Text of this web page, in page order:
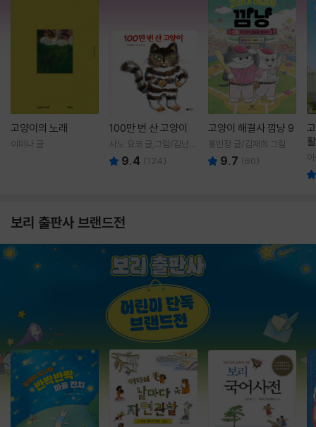
고양이의 노래
이미나 글
100만 번 산 고양이
사노 요코 글,그림/김난주
역 9.4 (124)
고양이 해결사 깜냥 9
홍민정 글/김재희 그림
9.7 (60)
보리 출판사 브랜드전